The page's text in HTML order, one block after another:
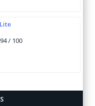
94 / 100
84 / 100